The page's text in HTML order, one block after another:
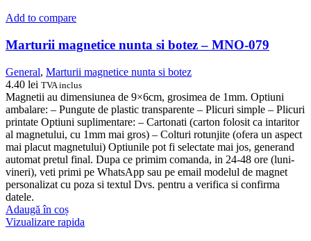
Add to compare
Marturii magnetice nunta si botez – MNO-079
General, Marturii magnetice nunta si botez
4.40 lei TVA inclus
Magnetii au dimensiunea de 9×6cm, grosimea de 1mm. Optiuni
ambalare: – Pungute de plastic transparente – Plicuri simple – Plicuri
printate Optiuni suplimentare: – Cartonati (carton folosit ca intaritor
al magnetului, cu 1mm mai gros) – Colturi rotunjite (ofera un aspect
mai placut magnetului) Optiunile pot fi selectate mai jos, generand
automat pretul final. Dupa ce primim comanda, in 24-48 ore (luni-
vineri), veti primi pe WhatsApp sau pe email modelul de magnet
personalizat cu poza si textul Dvs. pentru a verifica si confirma
datele.
Adaugă în coș
Vizualizare rapida